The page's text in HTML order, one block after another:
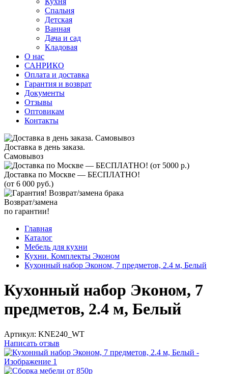
Спальня
Детская
Ванная
Дача и сад
Кладовая
О нас
САНРИКО
Оплата и доставка
Гарантия и возврат
Документы
Отзывы
Оптовикам
Контакты
Доставка в день заказа.
Самовывоз
Доставка по Москве — БЕСПЛАТНО!
(от 6 000 руб.)
Возврат/замена
по гарантии!
Главная
Каталог
Мебель для кухни
Кухни. Комплекты Эконом
Кухонный набор Эконом, 7 предметов, 2.4 м, Белый
Кухонный набор Эконом, 7
предметов, 2.4 м, Белый
Артикул: KNE240_WT
Написать отзыв